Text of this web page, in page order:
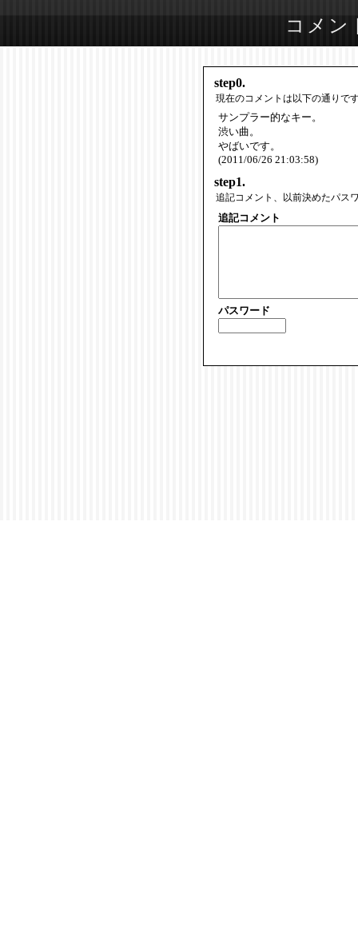
コメン
step0.
現在のコメントは以下の通りで
サンプラー的なキー。
渋い曲。
やばいです。
(2011/06/26 21:03:58)
step1.
追記コメント、以前決めたパス
追記コメント
パスワード